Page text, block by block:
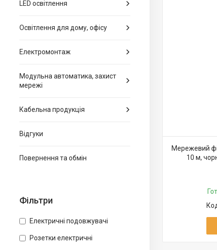
LED освітлення
Освітлення для дому, офісу
Електромонтаж
Модульна автоматика, захист
мережі
Кабельна продукція
Відгуки
Повернення та обмін
Фільтри
Електричні подовжувачі
Розетки електричні
Мережевий
10 м,